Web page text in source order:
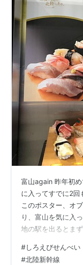
富山again 昨年初
に入ってすでに2回
このポスター、オ
り、富山を気に入
地の駅を出るとま
大雪手前と後の1月
#しろえびせんべい
#北陸新幹線